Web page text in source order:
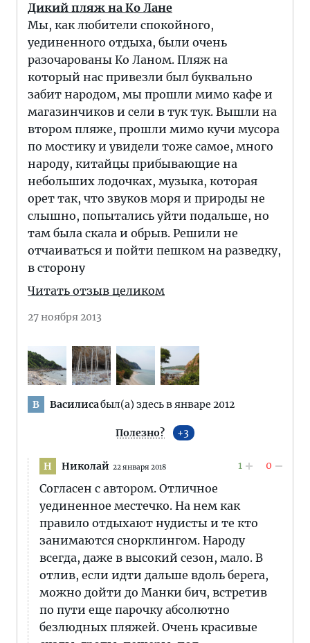
Дикий пляж на Ко Лане
Мы, как любители спокойного,
уединенного отдыха, были очень
разочарованы Ко Ланом. Пляж на
который нас привезли был буквально
забит народом, мы прошли мимо кафе и
магазинчиков и сели в тук тук. Вышли на
втором пляже, прошли мимо кучи мусора
по мостику и увидели тоже самое, много
народу, китайцы прибывающие на
небольших лодочках, музыка, которая
орет так, что звуков моря и природы не
слышно, попытались уйти подальше, но
там была скала и обрыв. Решили не
отчаиваться и пойти пешком на разведку,
в сторону
Читать отзыв целиком
27 ноября 2013
В Василисабыл(а) здесь в январе 2012
Полезно? 3
Н Николай 22 января 2018 1 0
Согласен с автором. Отличное
уединенное местечко. На нем как
правило отдыхают нудисты и те кто
занимаются снорклингом. Народу
всегда, даже в высокий сезон, мало. В
отлив, если идти дальше вдоль берега,
можно дойти до Манки бич, встретив
по пути еще парочку абсолютно
безлюдных пляжей. Очень красивые